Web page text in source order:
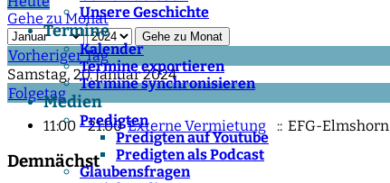
Unsere Geschichte
Termine
Kalender
Termine exportieren
Termine synchronisieren
Medien
Predigten
Predigten auf Youtube
Predigten als Podcast
Glaubensfragen
Gehe zu Monat
Gehe zu Monat
Vorheriger Tag
Samstag, 20. Januar 2024
Folgetag
11:00 - 21:00Externe Vermietung :: EFG-Elmshorn
Demnächst